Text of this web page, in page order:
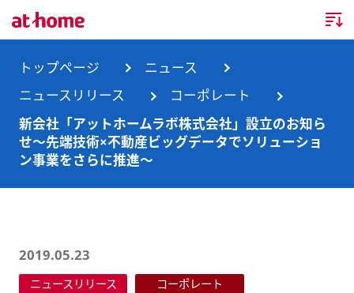
トップページ
企業情報
企業情報TOP
ニュース
ニュースTOP
事業内容
新卒採用情報
お問合せ
トップページ
ニュース
ニュースリリース
コーポレート
新会社「アットホームラボ株式会社」設立のお知ら
せ～先端技術×不動産ビッグデータでソリューショ
ン事業をさらに推進～
2019.05.23
ニュースリリース コーポレート